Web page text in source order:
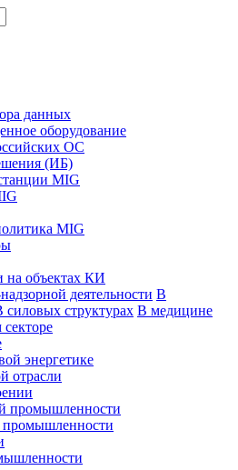
данных
оборудование
ОС
(ИБ)
MIG
MIG
на объектах КИ
деятельности В
силовых структурах В медицине
энергетике
отрасли
промышленности